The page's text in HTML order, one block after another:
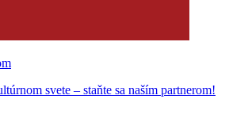
svete – staňte sa naším partnerom!